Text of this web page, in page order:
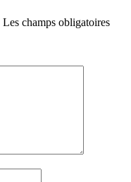
Les champs obligatoires